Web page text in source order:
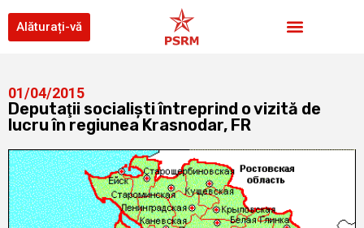
Alăturați-vă
01/04/2015
Deputaţii socialişti întreprind o vizită de
lucru în regiunea Krasnodar, FR